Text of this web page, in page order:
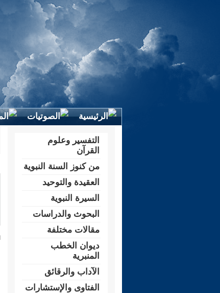
التفسير وعلوم
القرآن
من كنوز السنة النبوية
العقيدة والتوحيد
السيرة النبوية
البحوث والدراسات
مقالات مختلفة
ديوان الخطب
المنبرية
الآداب والرقائق
الفتاوى والإستشارات